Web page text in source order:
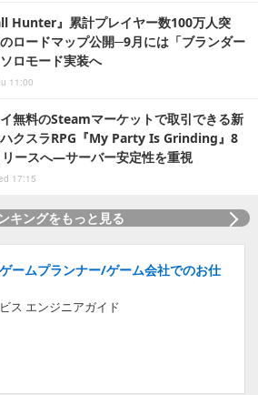
Hunter』累計プレイヤー数100万人突
ロードマップ公開─9月には「ブランダー
ロモード実装へ
11:00
無料のSteamマーケットで取引できる新
クスラRPG『My Party Is Grinding』8
リースへ―サーバー安定性を重視
17:15
キングをもっと見る
ームプランナー/ゲーム会社でのお仕
ス エンジニアガイド